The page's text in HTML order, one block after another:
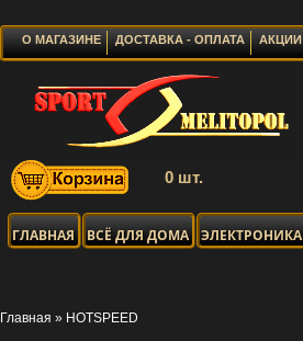
О МАГАЗИНЕ ДОСТАВКА - ОПЛАТА АКЦИИ
0 шт.
ГЛАВНАЯ ВСЁ ДЛЯ ДОМА ЭЛЕКТРОНИКА
Главная » HOTSPEED